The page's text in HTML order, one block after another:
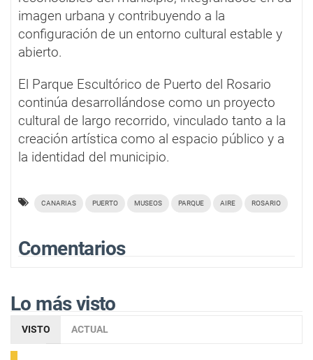
imagen urbana y contribuyendo a la
configuración de un entorno cultural estable y
abierto.
El Parque Escultórico de Puerto del Rosario
continúa desarrollándose como un proyecto
cultural de largo recorrido, vinculado tanto a la
creación artística como al espacio público y a
la identidad del municipio.
CANARIAS PUERTO MUSEOS PARQUE AIRE ROSARIO
Comentarios
Lo más visto
VISTO ACTUAL